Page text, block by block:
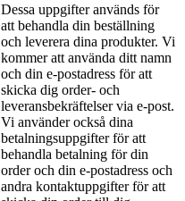
Dessa uppgifter används för
att behandla din beställning
och leverera dina produkter. Vi
kommer att använda ditt namn
och din e-postadress för att
skicka dig order- och
leveransbekräftelser via e-post.
Vi använder också dina
betalningsuppgifter för att
behandla betalning för din
order och din e-postadress och
andra kontaktuppgifter för att